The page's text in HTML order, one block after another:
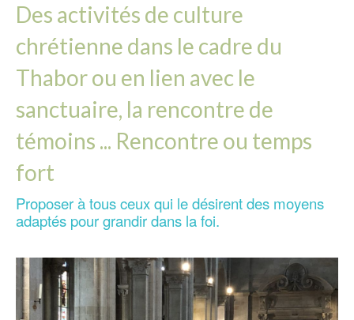
Des activités de culture
chrétienne dans le cadre du
Thabor ou en lien avec le
sanctuaire, la rencontre de
témoins ... Rencontre ou temps
fort
Proposer à tous ceux qui le désirent des moyens
adaptés pour grandir dans la foi.